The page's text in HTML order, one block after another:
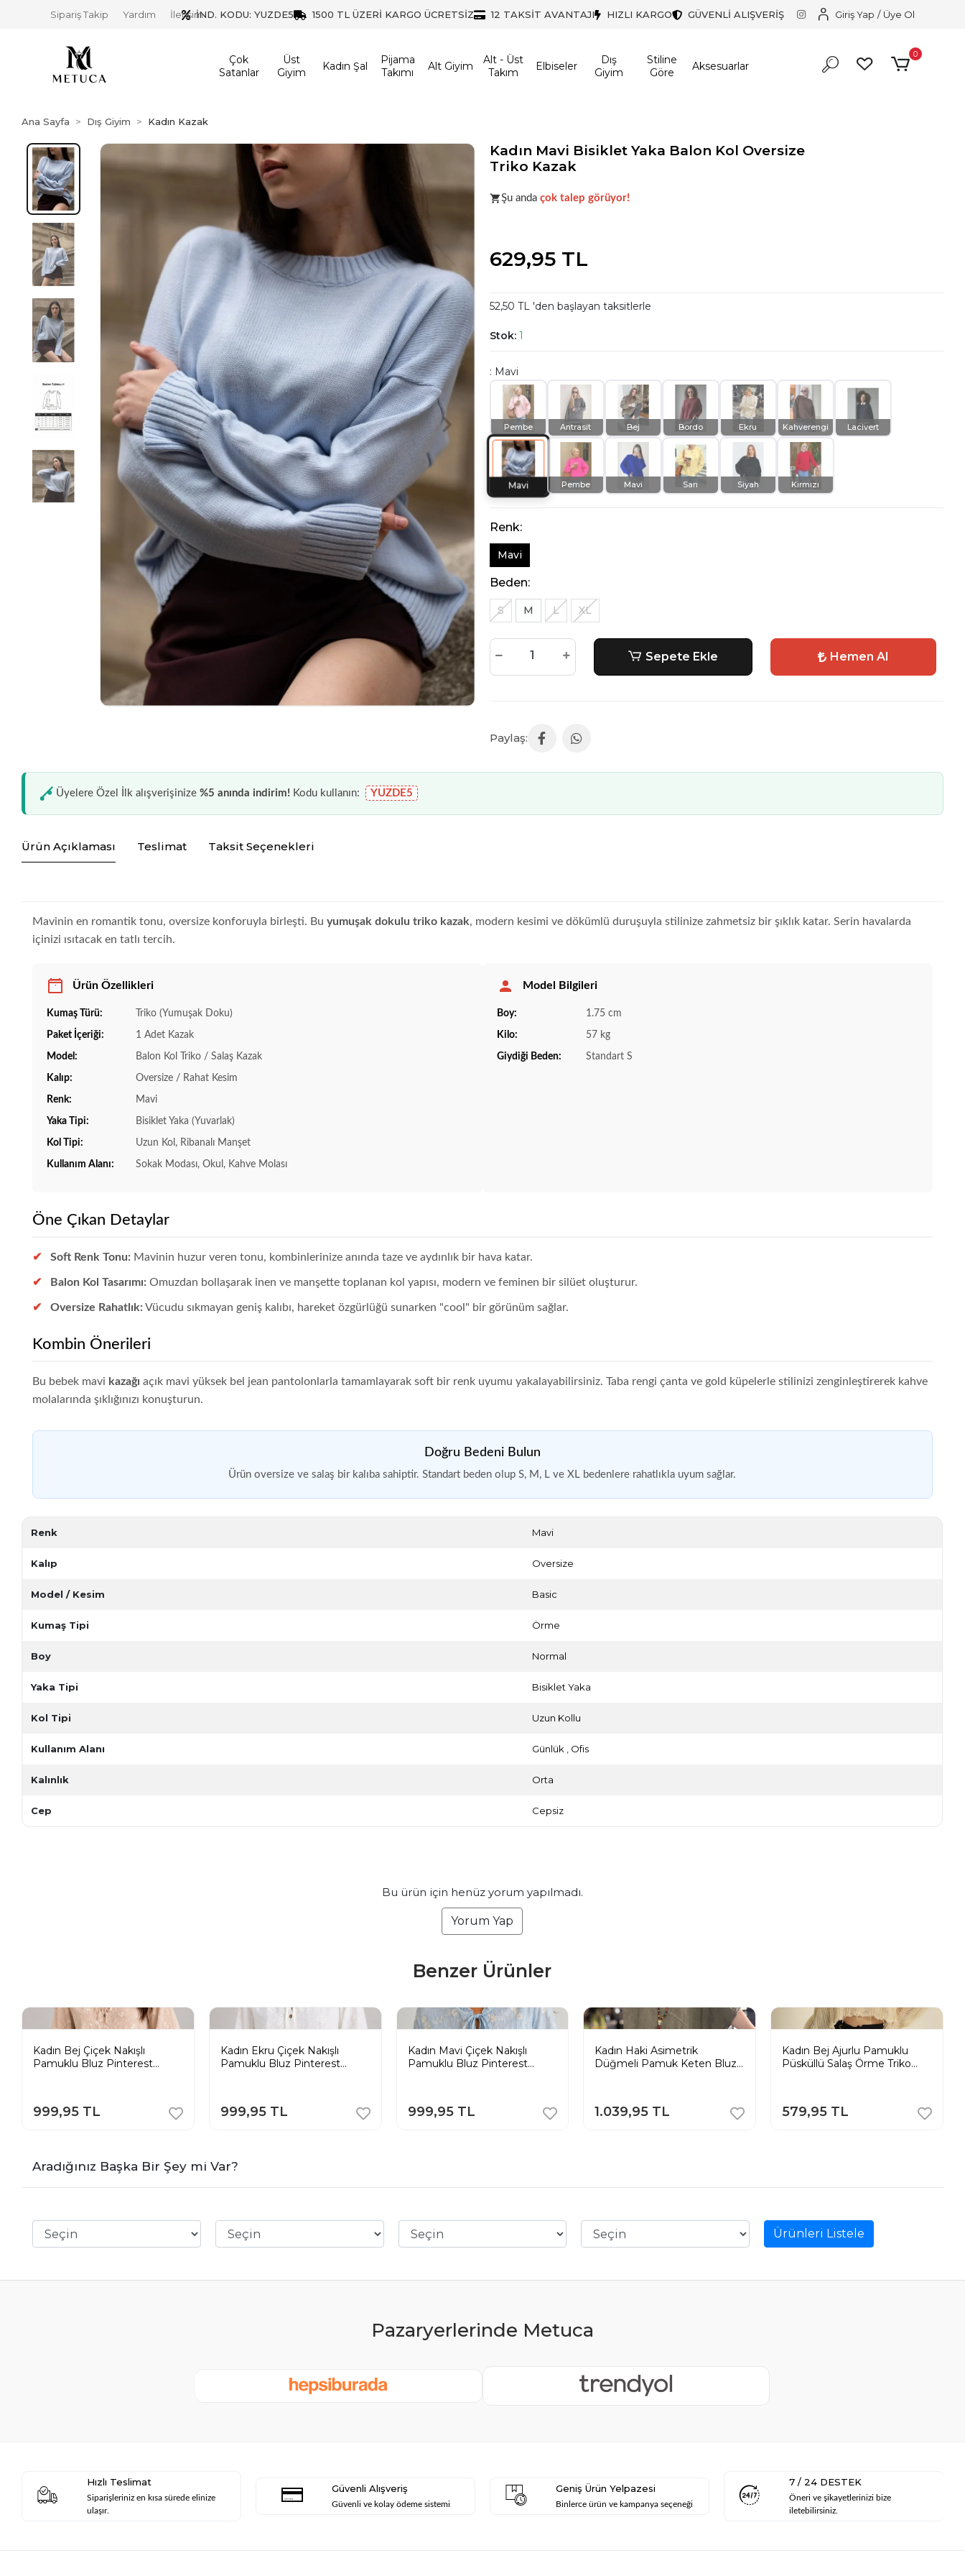
İND. KODU: YUZDE5 1500 TL ÜZERİ KARGO ÜCRETSİZ 12 TAKSİT AVANTAJI HIZLI KARGO GÜVENLİ ALIŞVERİŞ
Sipariş Takip Yardım İletişim Giriş Yap / Üye Ol
Çok
Satanlar
Üst
Giyim
Kadın Şal
Pijama
Takımı
Alt Giyim
Alt - Üst
Takım
Elbiseler
Dış
Giyim
Stiline
Göre
Aksesuarlar
0
Ana Sayfa Dış Giyim Kadın Kazak
Kadın Mavi Bisiklet Yaka Balon Kol Oversize
Triko Kazak
Acele et!Stoklar hızla azalıyor!
Şu anda çok talep görüyor!
629,95 TL
52,50 TL 'den başlayan taksitlerle
Stok: 1
: Mavi
Pembe Antrasit Bej Bordo Ekru Kahverengi Lacivert
Mavi Pembe Mavi Sarı Siyah Kırmızı
Renk:
Mavi
Beden:
XL
M
S L
Sepete Ekle Hemen Al
Üyelere Özel İlk alışverişinize%5 anında indirim! Kodu kullanın: YUZDE5
Ürün Açıklaması Teslimat Taksit Seçenekleri
Mavinin en romantik tonu, oversize konforuyla birleşti. Buyumuşak dokulu triko kazak, modern kesimi ve dökümlü duruşuyla stilinize zahmetsiz bir şıklık katar. Serin havalarda
içinizi ısıtacak en tatlı tercih.
Ürün Özellikleri
Kumaş Türü: Triko (Yumuşak Doku)
Paket İçeriği: 1 Adet Kazak
Model: Balon Kol Triko / Salaş Kazak
Kalıp: Oversize / Rahat Kesim
Renk: Mavi
Yaka Tipi: Bisiklet Yaka (Yuvarlak)
Kol Tipi: Uzun Kol, Ribanalı Manşet
Kullanım Alanı: Sokak Modası, Okul, Kahve Molası
Model Bilgileri
Boy: 1.75 cm
Kilo: 57 kg
Giydiği Beden: Standart S
Öne Çıkan Detaylar
Soft Renk Tonu: Mavinin huzur veren tonu, kombinlerinize anında taze ve aydınlık bir hava katar.
Balon Kol Tasarımı: Omuzdan bollaşarak inen ve manşette toplanan kol yapısı, modern ve feminen bir silüet oluşturur.
Oversize Rahatlık: Vücudu sıkmayan geniş kalıbı, hareket özgürlüğü sunarken "cool" bir görünüm sağlar.
Kombin Önerileri
Bu bebek mavi kazağı açık mavi yüksek bel jean pantolonlarla tamamlayarak soft bir renk uyumu yakalayabilirsiniz. Taba rengi çanta ve gold küpelerle stilinizi zenginleştirerek kahve
molalarında şıklığınızı konuşturun.
Doğru Bedeni Bulun
Ürün oversize ve salaş bir kalıba sahiptir. Standart beden olup S, M, L ve XL bedenlere rahatlıkla uyum sağlar.
Renk Mavi
Kalıp Oversize
Model / Kesim Basic
Kumaş Tipi Örme
Boy Normal
Yaka Tipi Bisiklet Yaka
Kol Tipi Uzun Kollu
Kullanım Alanı Günlük Ofis
Kalınlık Orta
Cep Cepsiz
Bu ürün için henüz yorum yapılmadı.
Yorum Yap
Benzer Ürünler
Kadın Bej Çiçek Nakışlı
Pamuklu Bluz Pinterest
999,95 TL
Kadın Ekru Çiçek Nakışlı
Pamuklu Bluz Pinterest
999,95 TL
Kadın Mavi Çiçek Nakışlı
Pamuklu Bluz Pinterest
999,95 TL
Kadın Haki Asimetrik
Düğmeli Pamuk Keten Bluz
1.039,95 TL
Kadın Bej Ajurlu Pamuklu
Püsküllü Salaş Örme Triko
579,95 TL
Aradığınız Başka Bir Şey mi Var?
Ürünleri Listele
Hızlı Teslimat
Siparişleriniz en kısa sürede elinize
ulaşır.
Güvenli Alışveriş
Güvenli ve kolay ödeme sistemi
Geniş Ürün Yelpazesi
Binlerce ürün ve kampanya seçeneği
7 / 24 DESTEK
Öneri ve şikayetlerinizi bize
iletebilirsiniz.